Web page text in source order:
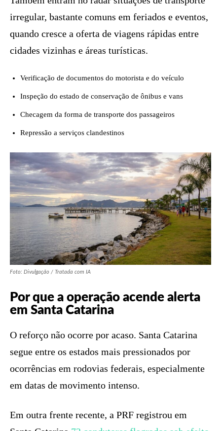
irregular, bastante comuns em feriados e eventos,
quando cresce a oferta de viagens rápidas entre
cidades vizinhas e áreas turísticas.
Verificação de documentos do motorista e do veículo
Inspeção do estado de conservação de ônibus e vans
Checagem da forma de transporte dos passageiros
Repressão a serviços clandestinos
Foto: Divulgação / Tratada com IA
Por que a operação acende alerta
em Santa Catarina
O reforço não ocorre por acaso. Santa Catarina
segue entre os estados mais pressionados por
ocorrências em rodovias federais, especialmente
em datas de movimento intenso.
Em outra frente recente, a PRF registrou em